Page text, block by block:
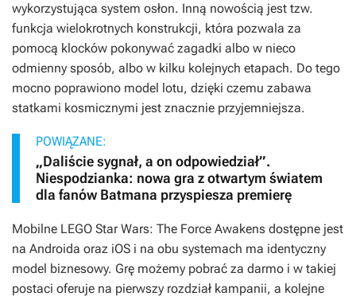
wykorzystująca system osłon. Inną nowością jest tzw.
funkcja wielokrotnych konstrukcji, która pozwala za
pomocą klocków pokonywać zagadki albo w nieco
odmienny sposób, albo w kilku kolejnych etapach. Do tego
mocno poprawiono model lotu, dzięki czemu zabawa
statkami kosmicznymi jest znacznie przyjemniejsza.
POWIĄZANE:
„Daliście sygnał, a on odpowiedział”.
Niespodzianka: nowa gra z otwartym światem
dla fanów Batmana przyspiesza premierę
Mobilne LEGO Star Wars: The Force Awakens dostępne jest
na Androida oraz iOS i na obu systemach ma identyczny
model biznesowy. Grę możemy pobrać za darmo i w takiej
postaci oferuje na pierwszy rozdział kampanii, a kolejne